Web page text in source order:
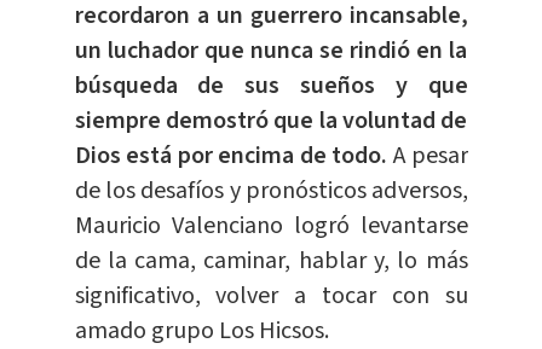
recordaron a un guerrero incansable,
un luchador que nunca se rindió en la
búsqueda de sus sueños y que
siempre demostró que la voluntad de
Dios está por encima de todo.A pesar
de los desafíos y pronósticos adversos,
Mauricio Valenciano logró levantarse
de la cama, caminar, hablar y, lo más
significativo, volver a tocar con su
amado grupo Los Hicsos.